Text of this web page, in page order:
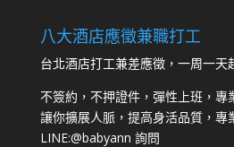
八大酒店應徵兼職打工
台北酒店打工兼差應徵，一周一天
不簽約，不押證件，彈性上班，專
讓你擴展人脈，提高身活品質，專
LINE:@babyann 詢問